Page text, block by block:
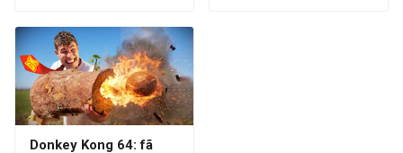
Donkey Kong 64: fã